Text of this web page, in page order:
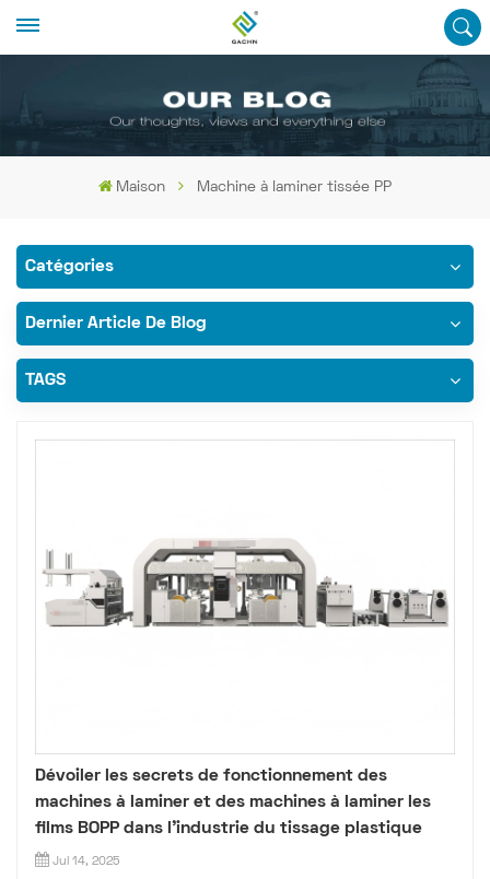
Maison Machine à laminer tissée PP
Catégories
Dernier Article De Blog
TAGS
Dévoiler les secrets de fonctionnement des
machines à laminer et des machines à laminer les
films BOPP dans l'industrie du tissage plastique
Jul 14, 2025